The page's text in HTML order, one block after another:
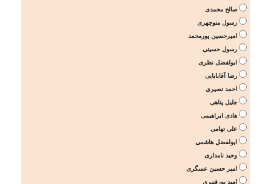
صالح محمدی
رسول منوچهری
امیرحسین پورمحمد
رسول حسینی
ابولفضل نظری
رضا آقابابایی
احمد نصیری
جلیل پناهی
هادی ابراهیمی
علی تهامی
ابولفضل هاشمی
وحید نامداری
امیر حسین عسگری
امید پورقنبری